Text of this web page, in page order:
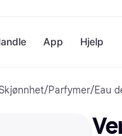
Betal nå
Butikker
App Hjelp
Skjønnhet/Parfymer/Eau